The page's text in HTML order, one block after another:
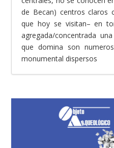
de Becan) centros claros
que hoy se visitan– en
agregada/concentrada
que domina son
monumental dispersos